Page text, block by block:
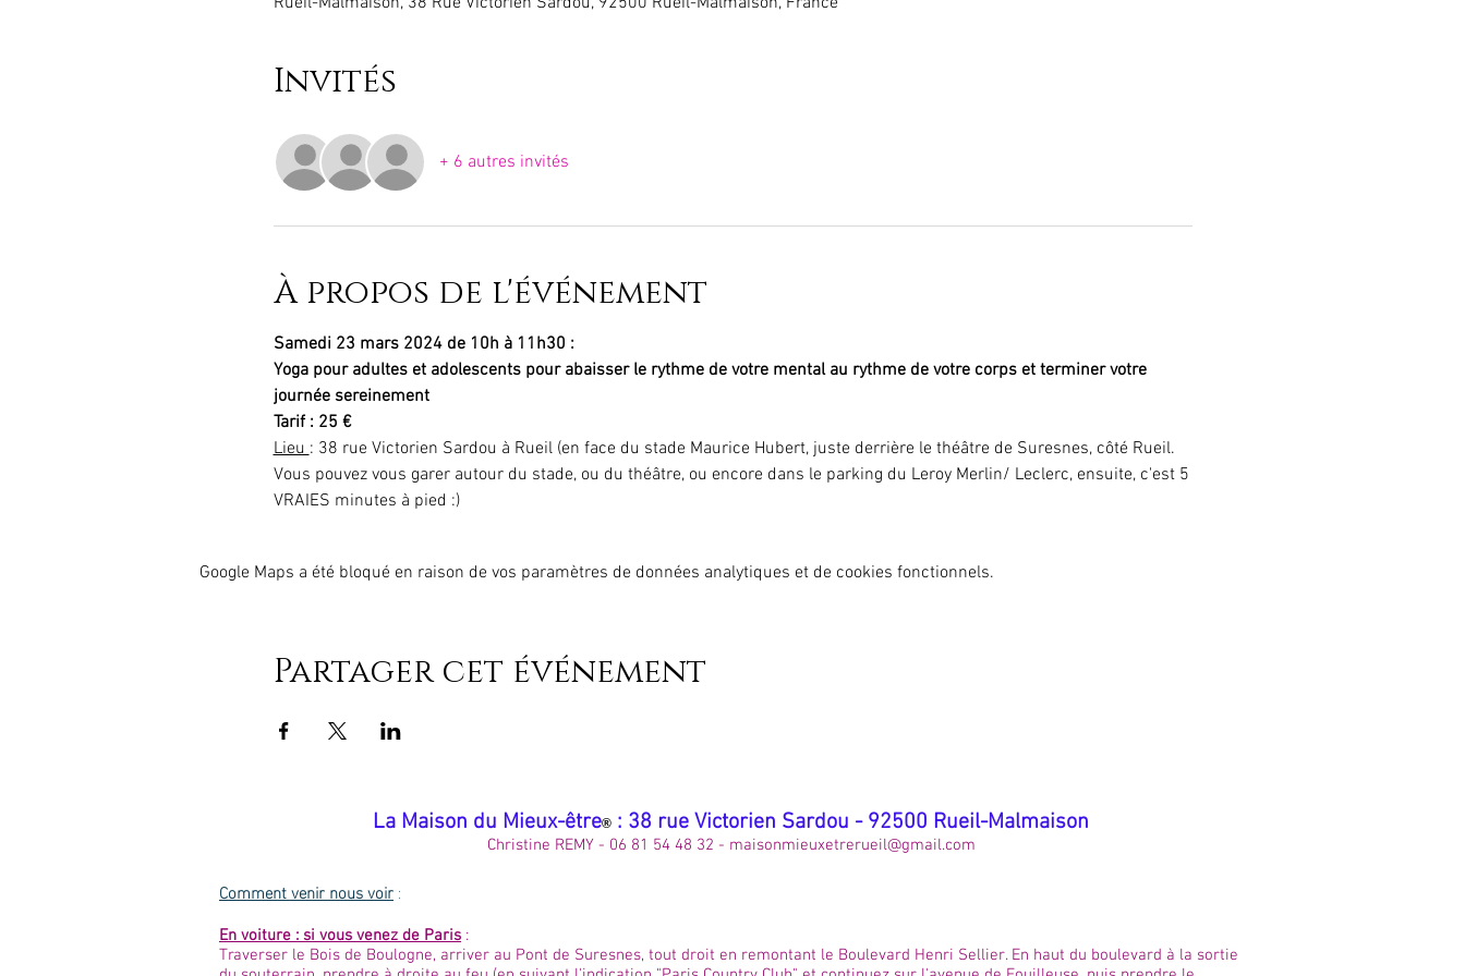
Invités
+ 6 autres invités
À propos de l'événement
Samedi 23 mars 2024 de 10h à 11h30 :
Yoga pour adultes et adolescents pour abaisser le rythme de votre mental au rythme de votre corps et terminer votre
journée sereinement
Tarif : 25 €
Lieu : 38 rue Victorien Sardou à Rueil (en face du stade Maurice Hubert, juste derrière le théâtre de Suresnes, côté Rueil.
Vous pouvez vous garer autour du stade, ou du théâtre, ou encore dans le parking du Leroy Merlin/ Leclerc, ensuite, c'est 5
VRAIES minutes à pied :)
Google Maps a été bloqué en raison de vos paramètres de données analytiques et de cookies fonctionnels.
Partager cet événement
​La Maison du Mieux-être® : 38 rue Victorien Sardou - 92500 Rueil-Malmaison
Christine REMY - 06 81 54 48 32 - maisonmieuxetrerueil@gmail.com
Comment venir nous voir:
En voiture : si vous venez de Paris :
Traverser le Bois de Boulogne, arriver au Pont de Suresnes, tout droit en remontant le Boulevard Henri Sellier. En haut du boulevard à la sortie